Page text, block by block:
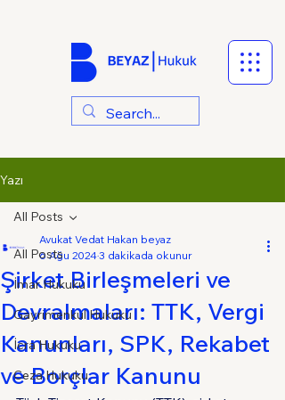
Yazı
All Posts
İmar Hukuku
Gayrimenkul Hukuku
İcra Hukuku
Ceza Hukuku
All Posts
Şirket Birleşmeleri ve
Devralmaları: TTK, Vergi
Kanunları, SPK, Rekabet
ve Borçlar Kanunu
Avukat Vedat Hakan beyaz
6 Ağu 20243 dakikada okunur